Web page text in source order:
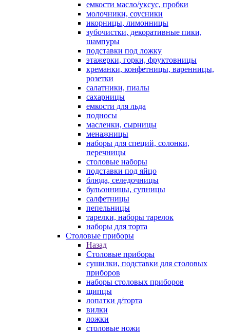
емкости масло/уксус, пробки
молочники, соусники
икорницы, лимонницы
зубочистки, декоративные пики,
шампуры
подставки под ложку
этажерки, горки, фруктовницы
креманки, конфетницы, варенницы,
розетки
салатники, пиалы
сахарницы
емкости для льда
подносы
масленки, сырницы
менажницы
наборы для специй, солонки,
перечницы
столовые наборы
подставки под яйцо
блюда, селедочницы
бульонницы, супницы
салфетницы
пепельницы
тарелки, наборы тарелок
наборы для торта
Столовые приборы
Назад
Столовые приборы
сушилки, подставки для столовых
приборов
наборы столовых приборов
щипцы
лопатки д/торта
вилки
ложки
столовые ножи